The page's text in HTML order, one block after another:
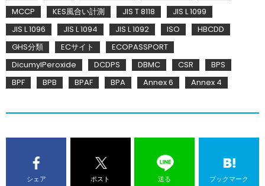
MCCP
KES風合い計測 JIS T 8118
JIS L 1099
JIS L 1096
JIS L 1094 JIS L 1092 ISO
HBCDD
GHS分類
ECサイト
ECOPASSPORT
DicumylPeroxide
DCDPS DBMC CSR
BPS
BPF
BPB BPAF BPA Annex 6 Annex 4
シェア ポスト 送る ブックマーク